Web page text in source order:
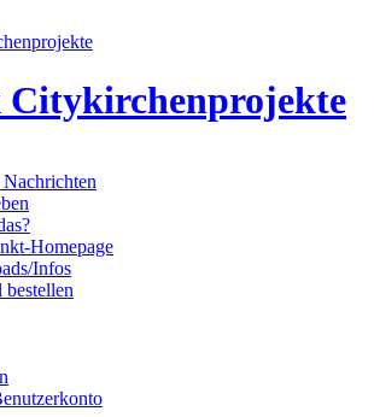
Citykirchenprojekte
Homepage
Infos
bestellen